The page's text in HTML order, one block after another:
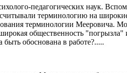
педагогических наук.
терминологию на
терминологии Мееровича.
общественность
быть обоснована в работе?.....